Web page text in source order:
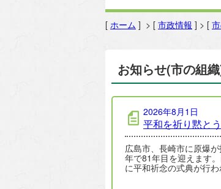
[ ホーム ] > [ 市政情報 ] > [
お知らせ(市の組
2026年8月1日
平和を祈り黙と
広島市、長崎市に原爆
年で81年目を迎えます
に平和祈念の式典が行